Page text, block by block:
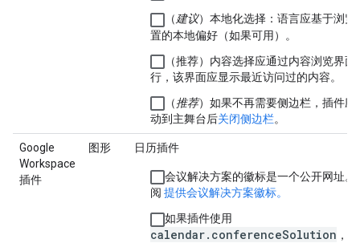
（建议）本地化选择：语言应基于浏览
置的本地偏好（如果可用）。
（推荐）内容选择应通过内容浏览界面
行，该界面应显示最近访问过的内容。
（推荐）如果不再需要侧边栏，插件应
动到主舞台后关闭侧边栏。
Google
Workspace
插件
图形 日历插件
会议解决方案的徽标是一个公开网址。
阅 提供会议解决方案徽标。
如果插件使用
calendar.conferenceSolution ，